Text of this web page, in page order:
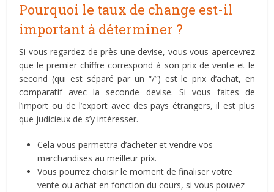
Pourquoi le taux de change est-il
important à déterminer ?
Si vous regardez de près une devise, vous vous apercevrez
que le premier chiffre correspond à son prix de vente et le
second (qui est séparé par un “/”) est le prix d’achat, en
comparatif avec la seconde devise. Si vous faites de
l’import ou de l’export avec des pays étrangers, il est plus
que judicieux de s’y intéresser.
Cela vous permettra d’acheter et vendre vos
marchandises au meilleur prix.
Vous pourrez choisir le moment de finaliser votre
vente ou achat en fonction du cours, si vous pouvez